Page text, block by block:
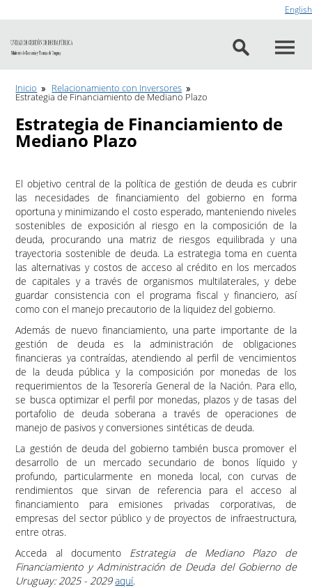
English
Inicio Relacionamiento con Inversores
Estrategia de Financiamiento de Mediano Plazo
Estrategia de Financiamiento de
Mediano Plazo
El objetivo central de la política de gestión de deuda es cubrir
las necesidades de financiamiento del gobierno en forma
oportuna y minimizando el costo esperado, manteniendo niveles
sostenibles de exposición al riesgo en la composición de la
deuda, procurando una matriz de riesgos equilibrada y una
trayectoria sostenible de deuda. La estrategia toma en cuenta
las alternativas y costos de acceso al crédito en los mercados
de capitales y a través de organismos multilaterales, y debe
guardar consistencia con el programa fiscal y financiero, así
como con el manejo precautorio de la liquidez del gobierno.
Además de nuevo financiamiento, una parte importante de la
gestión de deuda es la administración de obligaciones
financieras ya contraídas, atendiendo al perfil de vencimientos
de la deuda pública y la composición por monedas de los
requerimientos de la Tesorería General de la Nación. Para ello,
se busca optimizar el perfil por monedas, plazos y de tasas del
portafolio de deuda soberana a través de operaciones de
manejo de pasivos y conversiones sintéticas de deuda.
La gestión de deuda del gobierno también busca promover el
desarrollo de un mercado secundario de bonos líquido y
profundo, particularmente en moneda local, con curvas de
rendimientos que sirvan de referencia para el acceso al
financiamiento para emisiones privadas corporativas, de
empresas del sector público y de proyectos de infraestructura,
entre otras.
Acceda al documento Estrategia de Mediano Plazo de
Financiamiento y Administración de Deuda del Gobierno de
Uruguay: 2025 - 2029 aquí.